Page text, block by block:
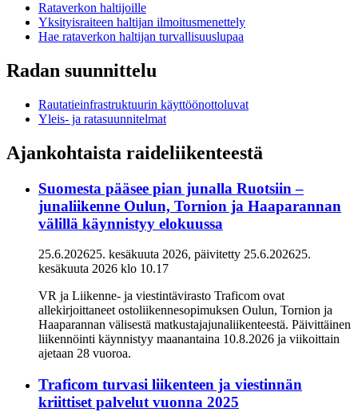
Rataverkon haltijoille
Yksityisraiteen haltijan ilmoitusmenettely
Hae rataverkon haltijan turvallisuuslupaa
Radan suunnittelu
Rautatieinfrastruktuurin käyttöönottoluvat
Yleis- ja ratasuunnitelmat
Ajankohtaista raideliikenteestä
Suomesta pääsee pian junalla Ruotsiin –
junaliikenne Oulun, Tornion ja Haaparannan
välillä käynnistyy elokuussa
25.6.202625. kesäkuuta 2026, päivitetty 25.6.202625.
kesäkuuta 2026 klo 10.17
VR ja Liikenne- ja viestintävirasto Traficom ovat
allekirjoittaneet ostoliikennesopimuksen Oulun, Tornion ja
Haaparannan välisestä matkustajajunaliikenteestä. Päivittäinen
liikennöinti käynnistyy maanantaina 10.8.2026 ja viikoittain
ajetaan 28 vuoroa.
Traficom turvasi liikenteen ja viestinnän
kriittiset palvelut vuonna 2025